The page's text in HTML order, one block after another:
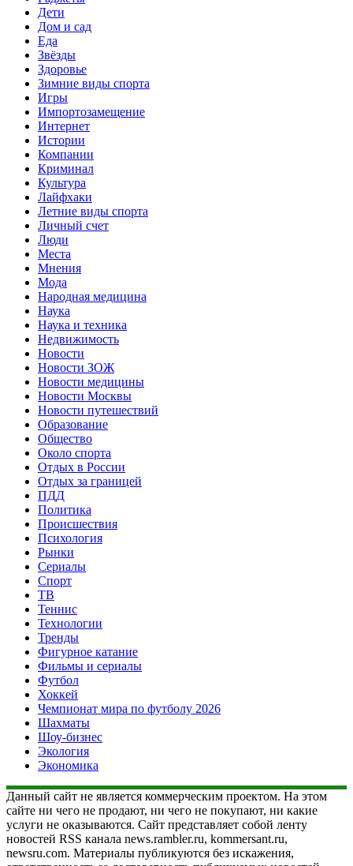
Дети
Дом и сад
Еда
Звёзды
Здоровье
Зимние виды спорта
Игры
Импортозамещение
Интернет
Истории
Компании
Криминал
Культура
Лайфхаки
Летние виды спорта
Личный счет
Люди
Места
Мнения
Мода
Народная медицина
Наука
Наука и техника
Недвижимость
Новости
Новости ЗОЖ
Новости медицины
Новости Москвы
Новости путешествий
Образование
Общество
Около спорта
Отдых в России
Отдых за границей
ПДД
Политика
Происшествия
Психология
Рынки
Сериалы
Спорт
ТВ
Теннис
Технологии
Тренды
Фигурное катание
Фильмы и сериалы
Футбол
Хоккей
Чемпионат мира по футболу 2026
Шахматы
Шоу-бизнес
Экология
Экономика
Данный сайт не является коммерческим проектом. На этом
сайте ни чего не продают, ни чего не покупают, ни какие
услуги не оказываются. Сайт представляет собой ленту
новостей RSS канала news.rambler.ru, kommersant.ru,
newsru.com. Материалы публикуются без искажения,